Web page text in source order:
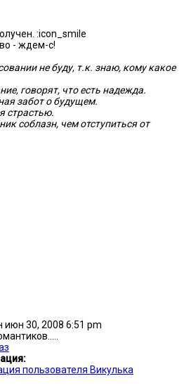
:icon_smile
- ждем-с!
не буду, т.к. знаю, кому какое
говорят, что есть надежда.
забот о будущем.
страстью.
соблазн, чем отступиться от
июн 30, 2008 6:51 pm
пользователя Викулька